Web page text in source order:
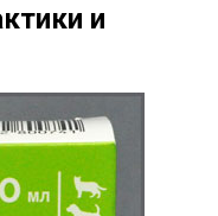
и